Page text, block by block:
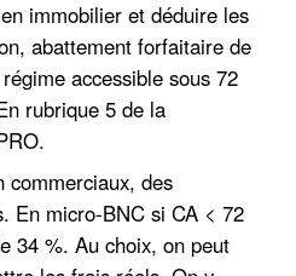
immobilier et déduire les
abattement forfaitaire de
accessible sous 72
rubrique 5 de la
commerciaux, des
En micro-BNC si CA < 72
34 %. Au choix, on peut